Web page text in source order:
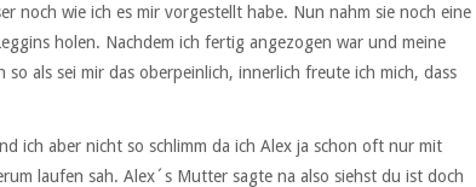
noch wie ich es mir vorgestellt habe. Nun nahm sie noch eine
holen. Nachdem ich fertig angezogen war und meine
als sei mir das oberpeinlich, innerlich freute ich mich, dass
ich aber nicht so schlimm da ich Alex ja schon oft nur mit
laufen sah. Alex´s Mutter sagte na also siehst du ist doch